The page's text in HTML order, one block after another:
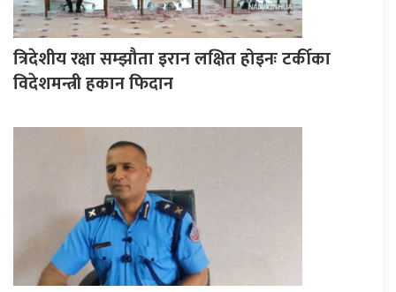
त्रिदेशीय रक्षा सम्झौता इरान लक्षित होइनः टर्कीका
विदेशमन्त्री हकान फिदान